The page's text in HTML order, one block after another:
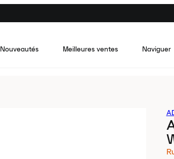
Nouveautés Meilleures ventes Naviguer